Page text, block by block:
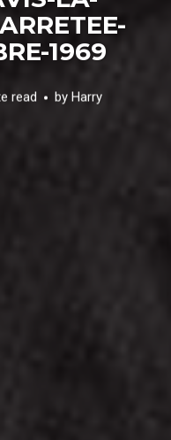
1969
read by Harry